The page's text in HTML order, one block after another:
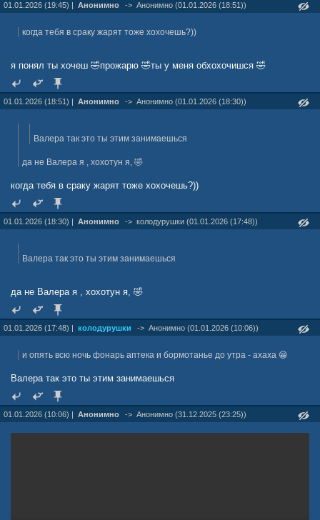
01.01.2026 (19:45) | Анонимно -> Анонимно (01.01.2026 (18:51))
когда тебя в сраку жарят тоже хохочешь?))
я понял ты хочеш 🤣прожарю 🤣ты у меня обхохочишся 🤣
01.01.2026 (18:51) | Анонимно -> Анонимно (01.01.2026 (18:30))
Валера так это ты этим занимаешься
да не Валера я , хохотун я, 🤣
когда тебя в сраку жарят тоже хохочешь?))
01.01.2026 (18:30) | Анонимно -> колодурушки (01.01.2026 (17:48))
Валера так это ты этим занимаешься
да не Валера я , хохотун я, 🤣
01.01.2026 (17:48) | колодурушки -> Анонимно (01.01.2026 (10:06))
и опять всю ночь фонарь аптека и бормотанье до утра - ахаха 😁
Валера так это ты этим занимаешься
01.01.2026 (10:06) | Анонимно -> Анонимно (31.12.2025 (23:25))